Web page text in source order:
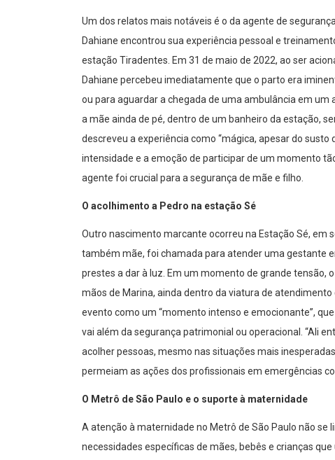
Um dos relatos mais notáveis é o da agente de
Dahiane encontrou sua experiência pessoal e
estação Tiradentes. Em 31 de maio de 2022, ao ser
Dahiane percebeu imediatamente que o parto era
ou para aguardar a chegada de uma ambulância em
a mãe ainda de pé, dentro de um banheiro da estação,
descreveu a experiência como “mágica, apesar do
intensidade e a emoção de participar de um momento
agente foi crucial para a segurança de mãe e filho.
O acolhimento a Pedro na estação Sé
Outro nascimento marcante ocorreu na Estação Sé, em
também mãe, foi chamada para atender uma gestante
prestes a dar à luz. Em um momento de grande tensão,
mãos de Marina, ainda dentro da viatura de
evento como um “momento intenso e emocionante”,
vai além da segurança patrimonial ou operacional. “Ali
acolher pessoas, mesmo nas situações mais
permeiam as ações dos profissionais em emergências
O Metrô de São Paulo e o suporte à maternidade
A atenção à maternidade no Metrô de São Paulo não
necessidades específicas de mães, bebês e crianças